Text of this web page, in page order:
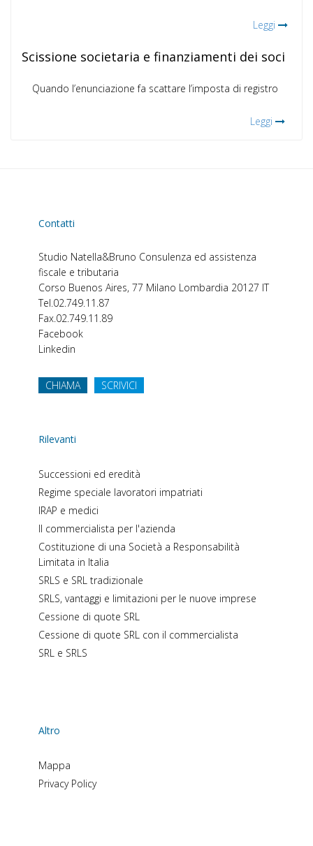
Leggi
Scissione societaria e finanziamenti dei soci
Quando l’enunciazione fa scattare l’imposta di registro
Leggi
Contatti
Studio Natella&Bruno Consulenza ed assistenza
fiscale e tributaria
Corso Buenos Aires, 77 Milano Lombardia 20127 IT
Tel.02.749.11.87
Fax.02.749.11.89
Facebook
Linkedin
CHIAMA SCRIVICI
Rilevanti
Successioni ed eredità
Regime speciale lavoratori impatriati
IRAP e medici
Il commercialista per l'azienda
Costituzione di una Società a Responsabilità
Limitata in Italia
SRLS e SRL tradizionale
SRLS, vantaggi e limitazioni per le nuove imprese
Cessione di quote SRL
Cessione di quote SRL con il commercialista
SRL e SRLS
Altro
Mappa
Privacy Policy